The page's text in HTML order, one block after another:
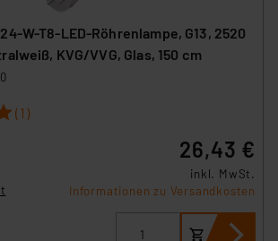
verarbeiten, ohne dass
für Europäer bestehen.
mit diesen Dienstleistern stützt
der
der Datenübermittlung,
Art der übermittelten Daten,
W-T8-LED-Röhrenlampe, G13, 2520
KVG/VVG, Glas, 150 cm
(1)
26,43 €
inkl. MwSt.
Informationen zu Versandkosten